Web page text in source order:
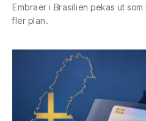
Embraer i Brasilien pekas ut
fler plan.